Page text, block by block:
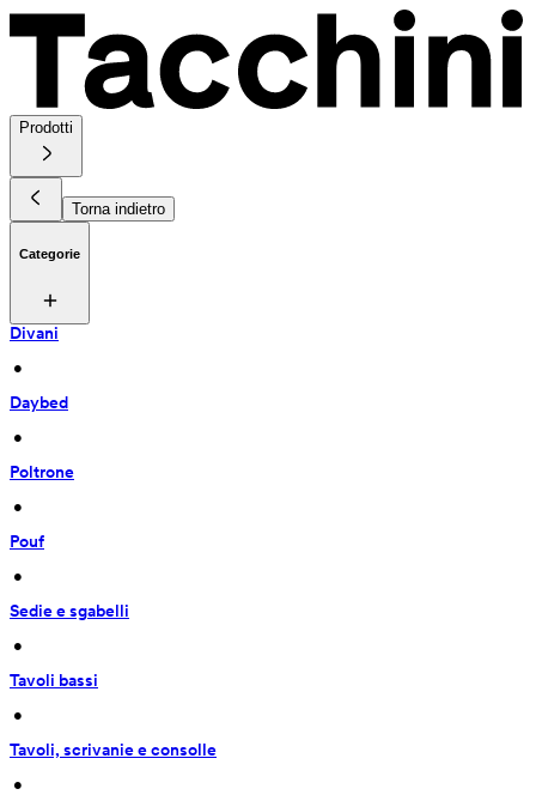
Prodotti
Torna indietro
Categorie
Divani
•
Daybed
•
Poltrone
•
Pouf
•
Sedie e sgabelli
•
Tavoli bassi
•
Tavoli, scrivanie e consolle
•